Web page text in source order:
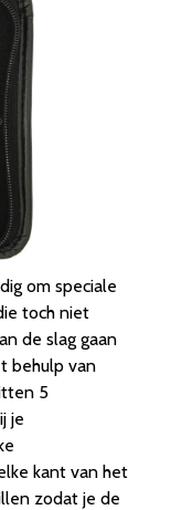
om speciale
toch niet
de slag gaan
behulp van
5
je
kant van het
zodat je de